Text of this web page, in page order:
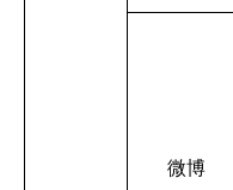
微博